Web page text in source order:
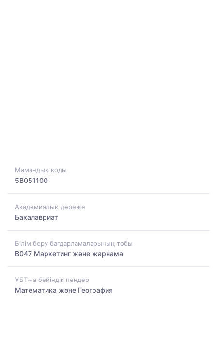
Мамандық коды
5B051100
Академиялық дәреже
Бакалавриат
Білім беру бағдарламаларының тобы
B047 Маркетинг және жарнама
ҰБТ-ға бейіндік пәндер
Математика және География